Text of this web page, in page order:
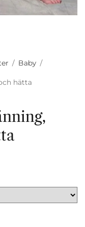
/ Baby /
hätta